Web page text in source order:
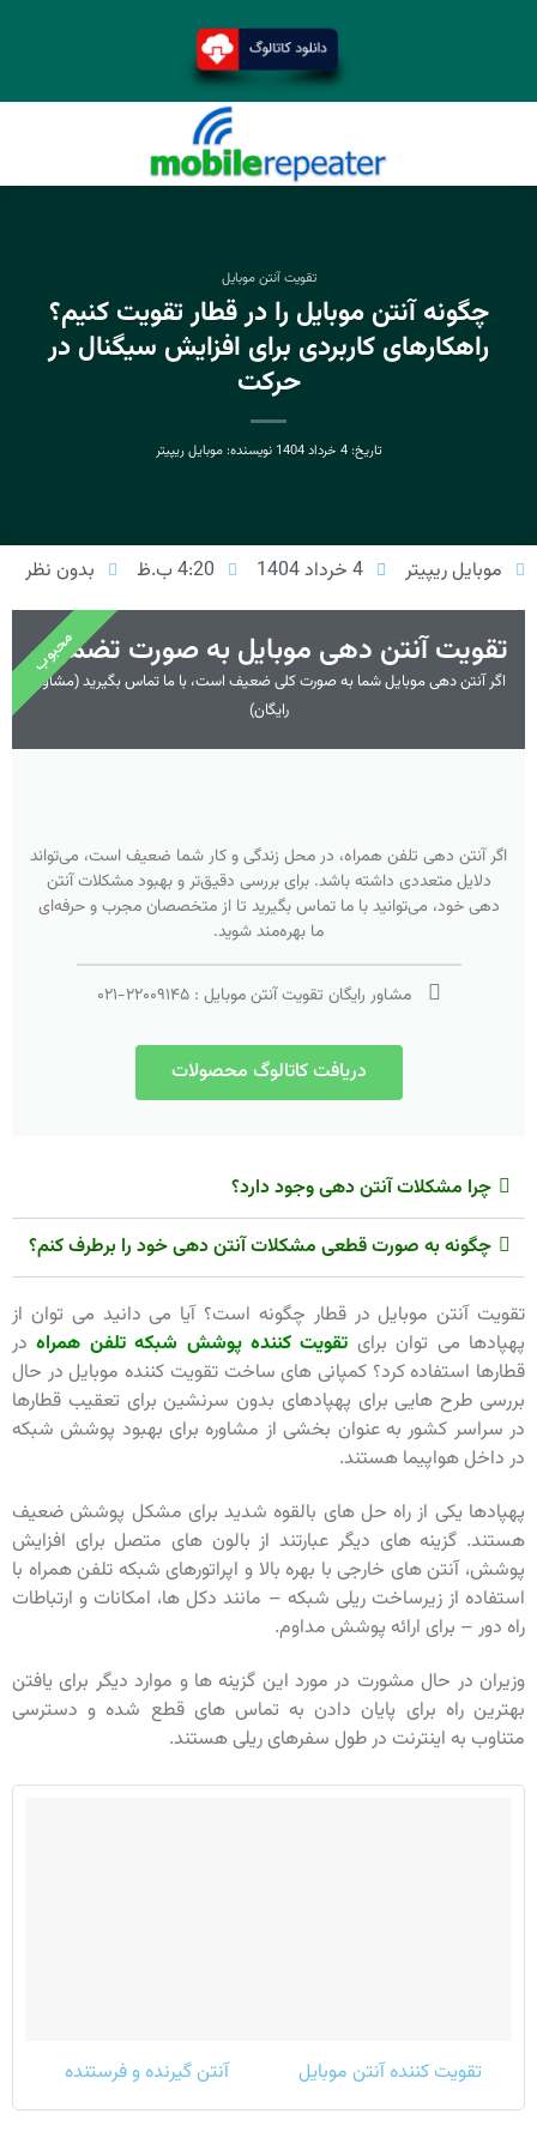
تقویت آنتن موبایل
چگونه آنتن موبایل را در قطار تقویت کنیم؟
راهکارهای کاربردی برای افزایش سیگنال در
حرکت
تاریخ:4 خرداد 1404 نویسنده:موبایل ریپیتر
موبایل ریپیتر 4 خرداد 1404 4:20 ب.ظ بدون نظر
تقویت آنتن دهی موبایل به صورت تضمینی
اگر آنتن دهی موبایل شما به صورت کلی ضعیف است، با ما تماس بگیرید (مشاوره
رایگان)
اگر آنتن دهی تلفن همراه، در محل زندگی و کار شما ضعیف است، می‌تواند
دلایل متعددی داشته باشد. برای بررسی دقیق‌تر و بهبود مشکلات آنتن
دهی خود، می‌توانید با ما تماس بگیرید تا از متخصصان مجرب و حرفه‌ای
ما بهره‌مند شوید.
مشاور رایگان تقویت آنتن موبایل :۲۲۰۰۹۱۴۵-۰۲۱
دریافت کاتالوگ محصولات
محبوب
چرا مشکلات آنتن دهی وجود دارد؟
چگونه به صورت قطعی مشکلات آنتن دهی خود را برطرف کنم؟
تقویت آنتن موبایل در قطار چگونه است؟ آیا می دانید می توان از
پهپادها می توان برای تقویت کننده پوشش شبکه تلفن همراهدر
قطارها استفاده کرد؟ کمپانی های ساخت تقویت کننده موبایل در حال
بررسی طرح هایی برای پهپادهای بدون سرنشین برای تعقیب قطارها
در سراسر کشور به عنوان بخشی از مشاوره برای بهبود پوشش شبکه
در داخل هواپیما هستند.
پهپادها یکی از راه حل های بالقوه شدید برای مشکل پوشش ضعیف
هستند. گزینه های دیگر عبارتند از بالون های متصل برای افزایش
پوشش، آنتن های خارجی با بهره بالا و اپراتورهای شبکه تلفن همراه با
استفاده از زیرساخت ریلی شبکه – مانند دکل ها، امکانات و ارتباطات
راه دور – برای ارائه پوشش مداوم.
وزیران در حال مشورت در مورد این گزینه ها و موارد دیگر برای یافتن
بهترین راه برای پایان دادن به تماس های قطع شده و دسترسی
متناوب به اینترنت در طول سفرهای ریلی هستند.
تقویت کننده آنتن موبایل آنتن گیرنده و فرستنده